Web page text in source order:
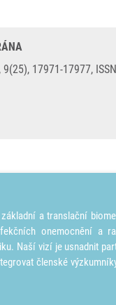
17971-17977,
a translační
onemocnění a
Naší vizí je usnadnit
členské